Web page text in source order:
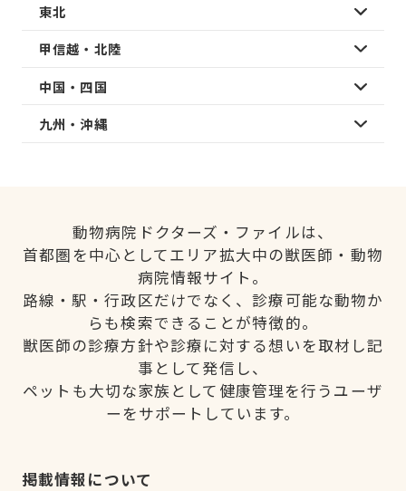
東北
甲信越・北陸
中国・四国
九州・沖縄
動物病院ドクターズ・ファイルは、
首都圏を中心としてエリア拡大中の獣医師・動物
病院情報サイト。
路線・駅・行政区だけでなく、診療可能な動物か
らも検索できることが特徴的。
獣医師の診療方針や診療に対する想いを取材し記
事として発信し、
ペットも大切な家族として健康管理を行うユーザ
ーをサポートしています。
掲載情報について